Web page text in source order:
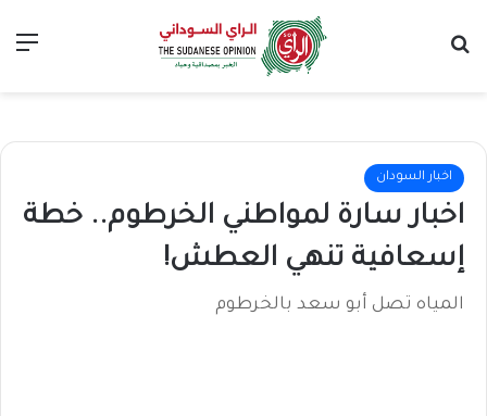
اخبار السودان
اخبار سارة لمواطني الخرطوم.. خطة
إسعافية تنهي العطش!
المياه تصل أبو سعد بالخرطوم